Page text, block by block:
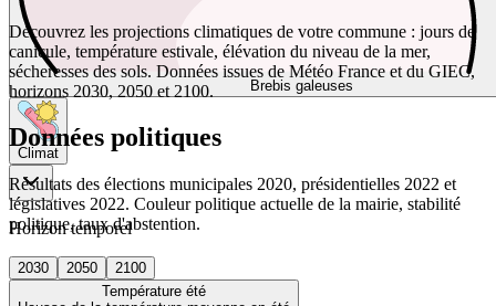
Brebis galeuses
Climat
Horizon temporel
2030 2050
2100
Température été
Découvrez les projections climatiques de votre commune : jours de
canicule, température estivale, élévation du niveau de la mer,
sécheresses des sols. Données issues de Météo France et du GIEC,
horizons 2030, 2050 et 2100.
Données politiques
Résultats des élections municipales 2020, présidentielles 2022 et
législatives 2022. Couleur politique actuelle de la mairie, stabilité
politique, taux d'abstention.